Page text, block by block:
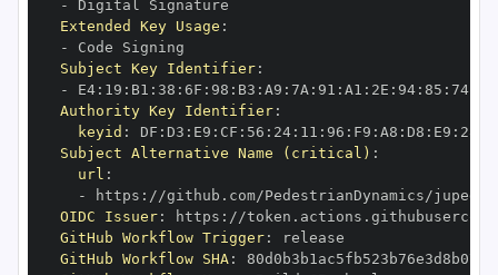
-
Extended Key Usage :
-
Subject Key Identifier:
-
E4: 19 : B1 : 38 : 6F : 98 : B3 : A9 : 7A : 91 : A1 : 2E : 94: 85 : 74:
Authority Key Identifier:
keyid : DF : D3 : E9 : CF : 56 : 24: 11 : 96 : F9 : A8 : D8 : E9 : 28
Subject Alternative Name (critical) :
url :
-
https :
OIDC Issuer: https :
GitHub Workflow Trigger:
GitHub Workflow SHA: